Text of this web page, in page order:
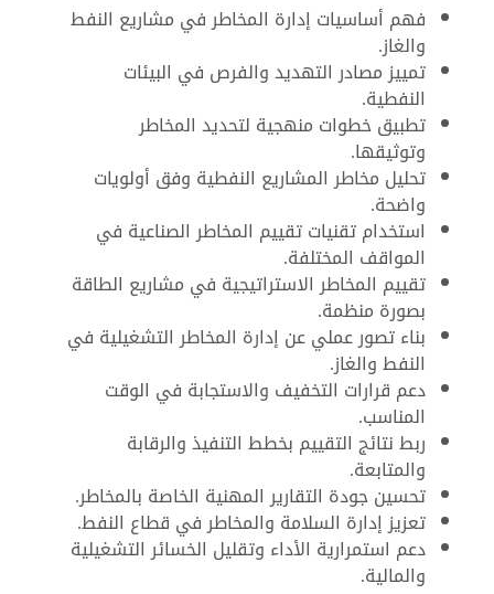
فهم أساسيات إدارة المخاطر في مشاريع النفط
والغاز.
تمييز مصادر التهديد والفرص في البيئات
النفطية.
تطبيق خطوات منهجية لتحديد المخاطر
وتوثيقها.
تحليل مخاطر المشاريع النفطية وفق أولويات
واضحة.
استخدام تقنيات تقييم المخاطر الصناعية في
المواقف المختلفة.
تقييم المخاطر الاستراتيجية في مشاريع الطاقة
بصورة منظمة.
بناء تصور عملي عن إدارة المخاطر التشغيلية في
النفط والغاز.
دعم قرارات التخفيف والاستجابة في الوقت
المناسب.
ربط نتائج التقييم بخطط التنفيذ والرقابة
والمتابعة.
تحسين جودة التقارير المهنية الخاصة بالمخاطر.
تعزيز إدارة السلامة والمخاطر في قطاع النفط.
دعم استمرارية الأداء وتقليل الخسائر التشغيلية
والمالية.